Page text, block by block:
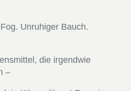
Unruhiger Bauch.
die irgendwie
–